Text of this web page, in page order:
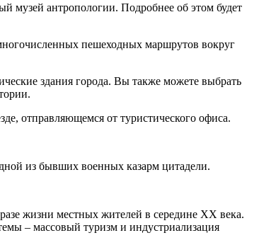
музей антропологии. Подробнее об этом будет
пешеходных маршрутов вокруг
здания города. Вы также можете выбрать
отправляющемся от туристического офиса.
из бывших военных казарм цитадели.
жизни местных жителей в середине XX века.
– массовый туризм и индустриализация